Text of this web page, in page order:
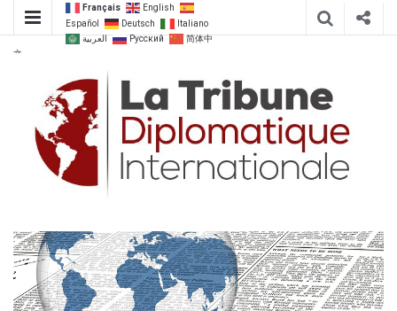
Français
English
Español
Deutsch
Italiano
العربية
Русский
简体中
文
La Tribune
Diplomatique